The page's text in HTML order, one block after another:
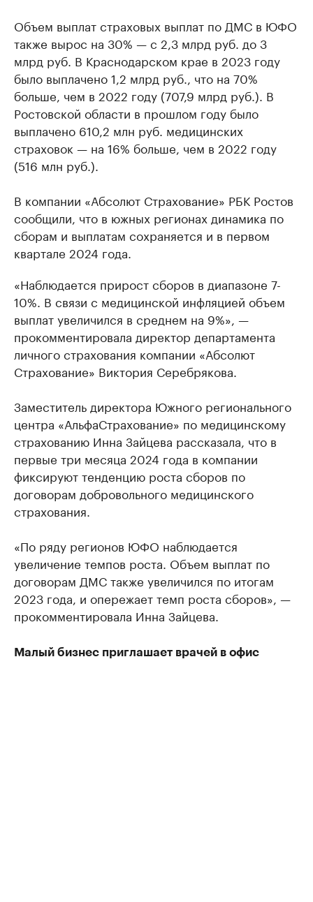
Объем выплат страховых выплат по ДМС в ЮФО
также вырос на 30% — с 2,3 млрд руб. до 3
млрд руб. В Краснодарском крае в 2023 году
было выплачено 1,2 млрд руб., что на 70%
больше, чем в 2022 году (707,9 млрд руб.). В
Ростовской области в прошлом году было
выплачено 610,2 млн руб. медицинских
страховок — на 16% больше, чем в 2022 году
(516 млн руб.).
В компании «Абсолют Страхование» РБК Ростов
сообщили, что в южных регионах динамика по
сборам и выплатам сохраняется и в первом
квартале 2024 года.
«Наблюдается прирост сборов в диапазоне 7-
10%. В связи с медицинской инфляцией объем
выплат увеличился в среднем на 9%», —
прокомментировала директор департамента
личного страхования компании «Абсолют
Страхование» Виктория Серебрякова.
Заместитель директора Южного регионального
центра «АльфаСтрахование» по медицинскому
страхованию Инна Зайцева рассказала, что в
первые три месяца 2024 года в компании
фиксируют тенденцию роста сборов по
договорам добровольного медицинского
страхования.
«По ряду регионов ЮФО наблюдается
увеличение темпов роста. Объем выплат по
договорам ДМС также увеличился по итогам
2023 года, и опережает темп роста сборов», —
прокомментировала Инна Зайцева.
Малый бизнес приглашает врачей в офис